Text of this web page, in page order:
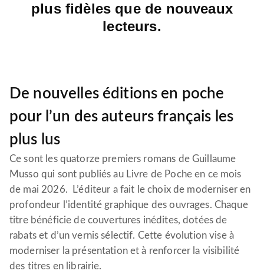
plus fidèles que de nouveaux
lecteurs.
De nouvelles éditions en poche
pour l’un des auteurs français les
plus lus
Ce sont les quatorze premiers romans de Guillaume
Musso qui sont publiés au Livre de Poche en ce mois
de mai 2026. L’éditeur a fait le choix de moderniser en
profondeur l’identité graphique des ouvrages. Chaque
titre bénéficie de couvertures inédites, dotées de
rabats et d’un vernis sélectif. Cette évolution vise à
moderniser la présentation et à renforcer la visibilité
des titres en librairie.